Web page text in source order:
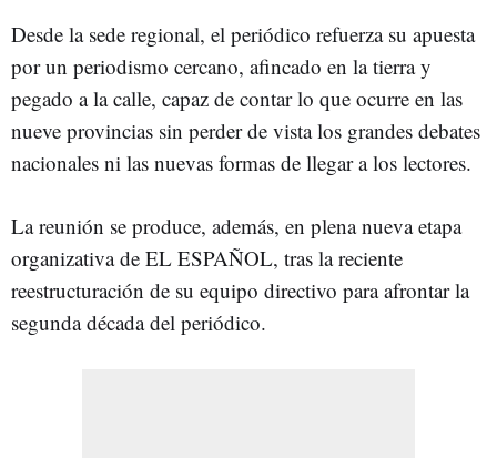
Desde la sede regional, el periódico refuerza su apuesta
por un periodismo cercano, afincado en la tierra y
pegado a la calle, capaz de contar lo que ocurre en las
nueve provincias sin perder de vista los grandes debates
nacionales ni las nuevas formas de llegar a los lectores.
La reunión se produce, además, en plena nueva etapa
organizativa de EL ESPAÑOL, tras la reciente
reestructuración de su equipo directivo para afrontar la
segunda década del periódico.